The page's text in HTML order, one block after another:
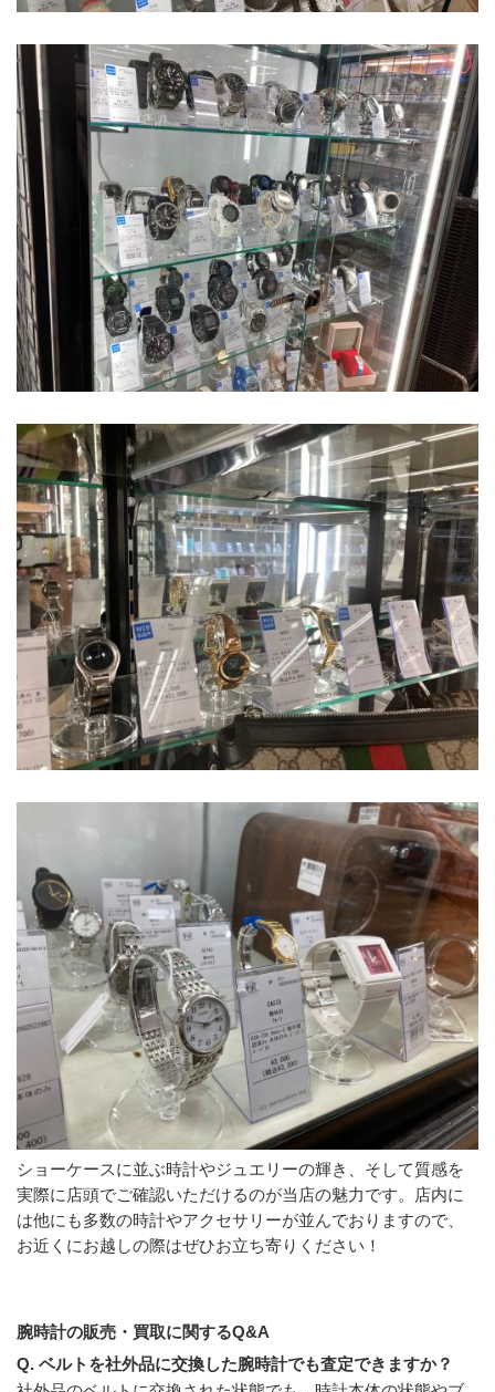
ショーケースに並ぶ時計やジュエリーの輝き、そして質感を
実際に店頭でご確認いただけるのが当店の魅力です。店内に
は他にも多数の時計やアクセサリーが並んでおりますので、
お近くにお越しの際はぜひお立ち寄りください！
腕時計の販売・買取に関するQ&A
Q. ベルトを社外品に交換した腕時計でも査定できますか？